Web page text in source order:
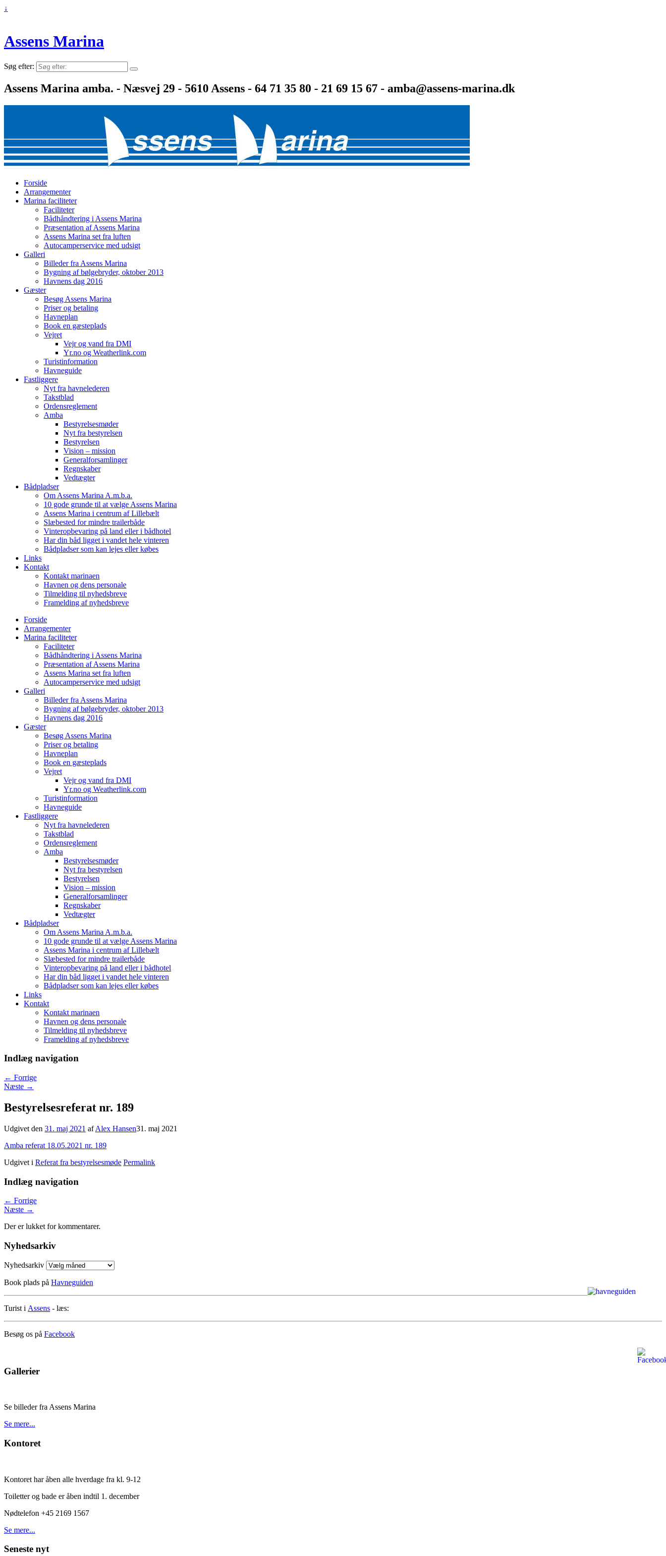
↓
Assens Marina
Søg efter:
Assens Marina amba. - Næsvej 29 - 5610 Assens - 64 71 35 80 - 21 69 15 67 - amba@assens-marina.dk
Forside
Arrangementer
Marina faciliteter
Faciliteter
Bådhåndtering i Assens Marina
Præsentation af Assens Marina
Assens Marina set fra luften
Autocamperservice med udsigt
Galleri
Billeder fra Assens Marina
Bygning af bølgebryder, oktober 2013
Havnens dag 2016
Gæster
Besøg Assens Marina
Priser og betaling
Havneplan
Book en gæsteplads
Vejret
Vejr og vand fra DMI
Yr.no og Weatherlink.com
Turistinformation
Havneguide
Fastliggere
Nyt fra havnelederen
Takstblad
Ordensreglement
Amba
Bestyrelsesmøder
Nyt fra bestyrelsen
Bestyrelsen
Vision – mission
Generalforsamlinger
Regnskaber
Vedtægter
Bådpladser
Om Assens Marina A.m.b.a.
10 gode grunde til at vælge Assens Marina
Assens Marina i centrum af Lillebælt
Slæbested for mindre trailerbåde
Vinteropbevaring på land eller i bådhotel
Har din båd ligget i vandet hele vinteren
Bådpladser som kan lejes eller købes
Links
Kontakt
Kontakt marinaen
Havnen og dens personale
Tilmelding til nyhedsbreve
Framelding af nyhedsbreve
Forside
Arrangementer
Marina faciliteter
Faciliteter
Bådhåndtering i Assens Marina
Præsentation af Assens Marina
Assens Marina set fra luften
Autocamperservice med udsigt
Galleri
Billeder fra Assens Marina
Bygning af bølgebryder, oktober 2013
Havnens dag 2016
Gæster
Besøg Assens Marina
Priser og betaling
Havneplan
Book en gæsteplads
Vejret
Vejr og vand fra DMI
Yr.no og Weatherlink.com
Turistinformation
Havneguide
Fastliggere
Nyt fra havnelederen
Takstblad
Ordensreglement
Amba
Bestyrelsesmøder
Nyt fra bestyrelsen
Bestyrelsen
Vision – mission
Generalforsamlinger
Regnskaber
Vedtægter
Bådpladser
Om Assens Marina A.m.b.a.
10 gode grunde til at vælge Assens Marina
Assens Marina i centrum af Lillebælt
Slæbested for mindre trailerbåde
Vinteropbevaring på land eller i bådhotel
Har din båd ligget i vandet hele vinteren
Bådpladser som kan lejes eller købes
Links
Kontakt
Kontakt marinaen
Havnen og dens personale
Tilmelding til nyhedsbreve
Framelding af nyhedsbreve
Indlæg navigation
← Forrige
Næste →
Bestyrelsesreferat nr. 189
Udgivet den 31. maj 2021 afAlex Hansen31. maj 2021
Amba referat 18.05.2021 nr. 189
Udgivet i Referat fra bestyrelsesmøde Permalink
Indlæg navigation
← Forrige
Næste →
Der er lukket for kommentarer.
Nyhedsarkiv
Nyhedsarkiv
Book plads på Havneguiden
Turist i Assens - læs:
Besøg os på Facebook
Gallerier
Se billeder fra Assens Marina
Se mere...
Kontoret
Kontoret har åben alle hverdage fra kl. 9-12
Toiletter og bade er åben indtil 1. december
Nødtelefon +45 2169 1567
Se mere...
Seneste nyt